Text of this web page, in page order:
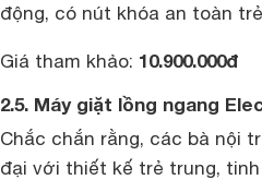
động, có nút khóa an toàn
Giá tham khảo: 10.900.000đ
2.5. Máy giặt lồng ngang
Chắc chắn rằng, các bà nội
đại với thiết kế trẻ trung,